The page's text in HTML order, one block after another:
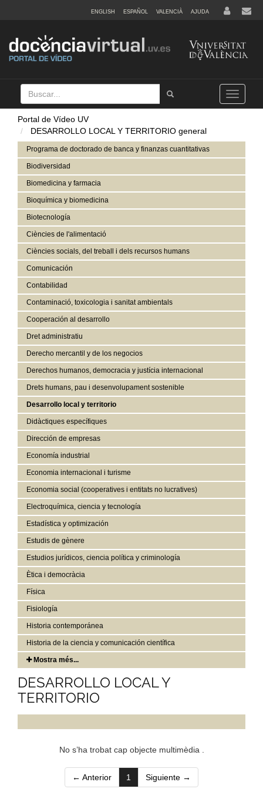
ENGLISH ESPAÑOL VALENCIÀ AJUDA
Buscar
Tramet
Toggle
navigation
Portal de Vídeo UV
DESARROLLO LOCAL Y TERRITORIO general
Programa de doctorado de banca y finanzas cuantitativas
Biodiversidad
Biomedicina y farmacia
Bioquímica y biomedicina
Biotecnología
Ciències de l'alimentació
Ciències socials, del treball i dels recursos humans
Comunicación
Contabilidad
Contaminació, toxicologia i sanitat ambientals
Cooperación al desarrollo
Dret administratiu
Derecho mercantil y de los negocios
Derechos humanos, democracia y justícia internacional
Drets humans, pau i desenvolupament sostenible
Desarrollo local y territorio
Didàctiques específiques
Dirección de empresas
Economía industrial
Economia internacional i turisme
Economia social (cooperatives i entitats no lucratives)
Electroquímica, ciencia y tecnología
Estadística y optimización
Estudis de gènere
Estudios jurídicos, ciencia política y criminología
Ètica i democràcia
Física
Fisiología
Historia contemporánea
Historia de la ciencia y comunicación científica
Mostra més...
DESARROLLO LOCAL Y
TERRITORIO
No s’ha trobat cap objecte multimèdia .
← Anterior 1 (current)
Siguiente →